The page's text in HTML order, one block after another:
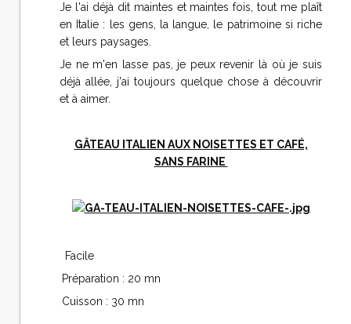
Je l'ai déjà dit maintes et maintes fois, tout me plaît
en Italie : les gens, la langue, le patrimoine si riche
et leurs paysages.
Je ne m'en lasse pas, je peux revenir là où je suis
déjà allée, j'ai toujours quelque chose à découvrir
et à aimer.
GÂTEAU ITALIEN AUX NOISETTES ET CAFÉ,
SANS FARINE
Facile
Préparation : 20 mn
Cuisson : 30 mn